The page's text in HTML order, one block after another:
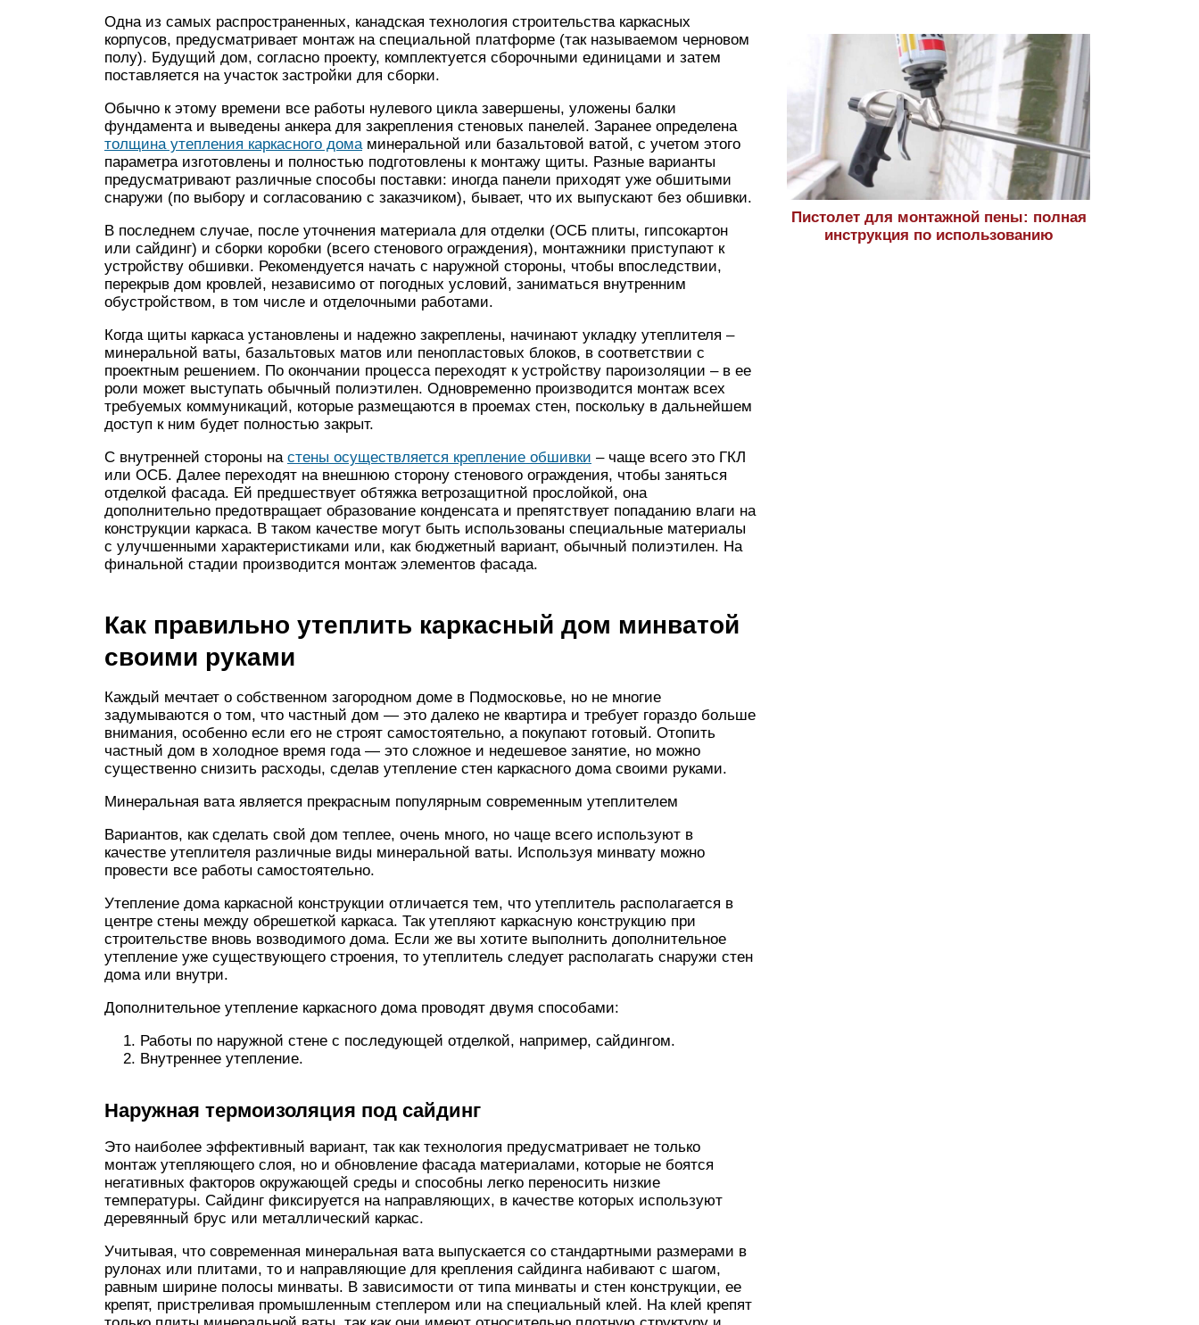
Одна из самых распространенных, канадская технология строительства каркасных
корпусов, предусматривает монтаж на специальной платформе (так называемом черновом
полу). Будущий дом, согласно проекту, комплектуется сборочными единицами и затем
поставляется на участок застройки для сборки.
Обычно к этому времени все работы нулевого цикла завершены, уложены балки
фундамента и выведены анкера для закрепления стеновых панелей. Заранее определена
толщина утепления каркасного дома минеральной или базальтовой ватой, с учетом этого
параметра изготовлены и полностью подготовлены к монтажу щиты. Разные варианты
предусматривают различные способы поставки: иногда панели приходят уже обшитыми
снаружи (по выбору и согласованию с заказчиком), бывает, что их выпускают без обшивки.
В последнем случае, после уточнения материала для отделки (ОСБ плиты, гипсокартон
или сайдинг) и сборки коробки (всего стенового ограждения), монтажники приступают к
устройству обшивки. Рекомендуется начать с наружной стороны, чтобы впоследствии,
перекрыв дом кровлей, независимо от погодных условий, заниматься внутренним
обустройством, в том числе и отделочными работами.
Когда щиты каркаса установлены и надежно закреплены, начинают укладку утеплителя –
минеральной ваты, базальтовых матов или пенопластовых блоков, в соответствии с
проектным решением. По окончании процесса переходят к устройству пароизоляции – в ее
роли может выступать обычный полиэтилен. Одновременно производится монтаж всех
требуемых коммуникаций, которые размещаются в проемах стен, поскольку в дальнейшем
доступ к ним будет полностью закрыт.
С внутренней стороны на стены осуществляется крепление обшивки – чаще всего это ГКЛ
или ОСБ. Далее переходят на внешнюю сторону стенового ограждения, чтобы заняться
отделкой фасада. Ей предшествует обтяжка ветрозащитной прослойкой, она
дополнительно предотвращает образование конденсата и препятствует попаданию влаги на
конструкции каркаса. В таком качестве могут быть использованы специальные материалы
с улучшенными характеристиками или, как бюджетный вариант, обычный полиэтилен. На
финальной стадии производится монтаж элементов фасада.
Как правильно утеплить каркасный дом минватой
своими руками
Каждый мечтает о собственном загородном доме в Подмосковье, но не многие
задумываются о том, что частный дом — это далеко не квартира и требует гораздо больше
внимания, особенно если его не строят самостоятельно, а покупают готовый. Отопить
частный дом в холодное время года — это сложное и недешевое занятие, но можно
существенно снизить расходы, сделав утепление стен каркасного дома своими руками.
Минеральная вата является прекрасным популярным современным утеплителем
Вариантов, как сделать свой дом теплее, очень много, но чаще всего используют в
качестве утеплителя различные виды минеральной ваты. Используя минвату можно
провести все работы самостоятельно.
Утепление дома каркасной конструкции отличается тем, что утеплитель располагается в
центре стены между обрешеткой каркаса. Так утепляют каркасную конструкцию при
строительстве вновь возводимого дома. Если же вы хотите выполнить дополнительное
утепление уже существующего строения, то утеплитель следует располагать снаружи стен
дома или внутри.
Дополнительное утепление каркасного дома проводят двумя способами:
Работы по наружной стене с последующей отделкой, например, сайдингом.
Внутреннее утепление.
Наружная термоизоляция под сайдинг
Это наиболее эффективный вариант, так как технология предусматривает не только
монтаж утепляющего слоя, но и обновление фасада материалами, которые не боятся
негативных факторов окружающей среды и способны легко переносить низкие
температуры. Сайдинг фиксируется на направляющих, в качестве которых используют
деревянный брус или металлический каркас.
Учитывая, что современная минеральная вата выпускается со стандартными размерами в
рулонах или плитами, то и направляющие для крепления сайдинга набивают с шагом,
равным ширине полосы минваты. В зависимости от типа минваты и стен конструкции, ее
крепят, пристреливая промышленным степлером или на специальный клей. На клей крепят
Пистолет для монтажной пены: полная
инструкция по использованию